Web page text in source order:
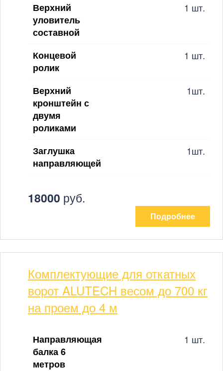
Верхний
уловитель
составной
1 шт.
Концевой
ролик
1 шт.
Верхний
кронштейн с
двумя
роликами
1шт.
Заглушка
направляющей
1шт.
18000 руб.
Подробнее
Комплектующие для откатных
ворот ALUTECH весом до 700 кг
на проем до 4 м
Направляющая
балка 6
метров
1 шт.